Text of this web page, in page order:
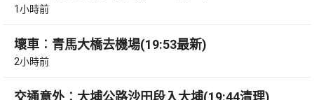
1小時前
壞車︰青馬大橋去機場(19:53最新)
2小時前
交通意外︰大埔公路沙田段入大埔(19:44清理)